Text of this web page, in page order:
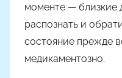
моменте — близкие
распознать и
состояние прежде
медикаментозно.